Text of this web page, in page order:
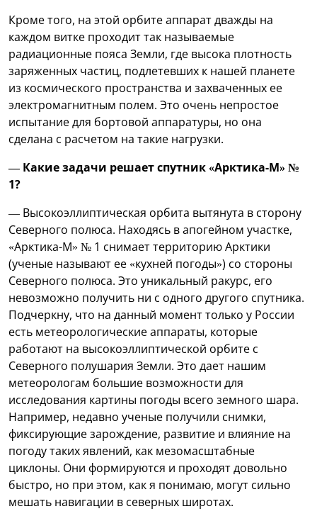
Кроме того, на этой орбите аппарат дважды на
каждом витке проходит так называемые
радиационные пояса Земли, где высока плотность
заряженных частиц, подлетевших к нашей планете
из космического пространства и захваченных ее
электромагнитным полем. Это очень непростое
испытание для бортовой аппаратуры, но она
сделана с расчетом на такие нагрузки.
— Какие задачи решает спутник «Арктика-М» №
1?
— Высокоэллиптическая орбита вытянута в сторону
Северного полюса. Находясь в апогейном участке,
«Арктика-М» № 1 снимает территорию Арктики
(ученые называют ее «кухней погоды») со стороны
Северного полюса. Это уникальный ракурс, его
невозможно получить ни с одного другого спутника.
Подчеркну, что на данный момент только у России
есть метеорологические аппараты, которые
работают на высокоэллиптической орбите с
Северного полушария Земли. Это дает нашим
метеорологам большие возможности для
исследования картины погоды всего земного шара.
Например, недавно ученые получили снимки,
фиксирующие зарождение, развитие и влияние на
погоду таких явлений, как мезомасштабные
циклоны. Они формируются и проходят довольно
быстро, но при этом, как я понимаю, могут сильно
мешать навигации в северных широтах.